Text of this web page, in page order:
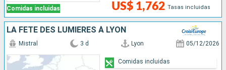
Comidas incluidas US$ 1,762 Tasas incluidas
LA FÊTE DES LUMIÈRES À LYON
Mistral 3 d Lyon 05/12/2026
Comidas incluidas